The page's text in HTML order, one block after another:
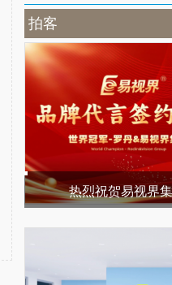
拍客
热烈祝贺易视界
床冠军罗丹